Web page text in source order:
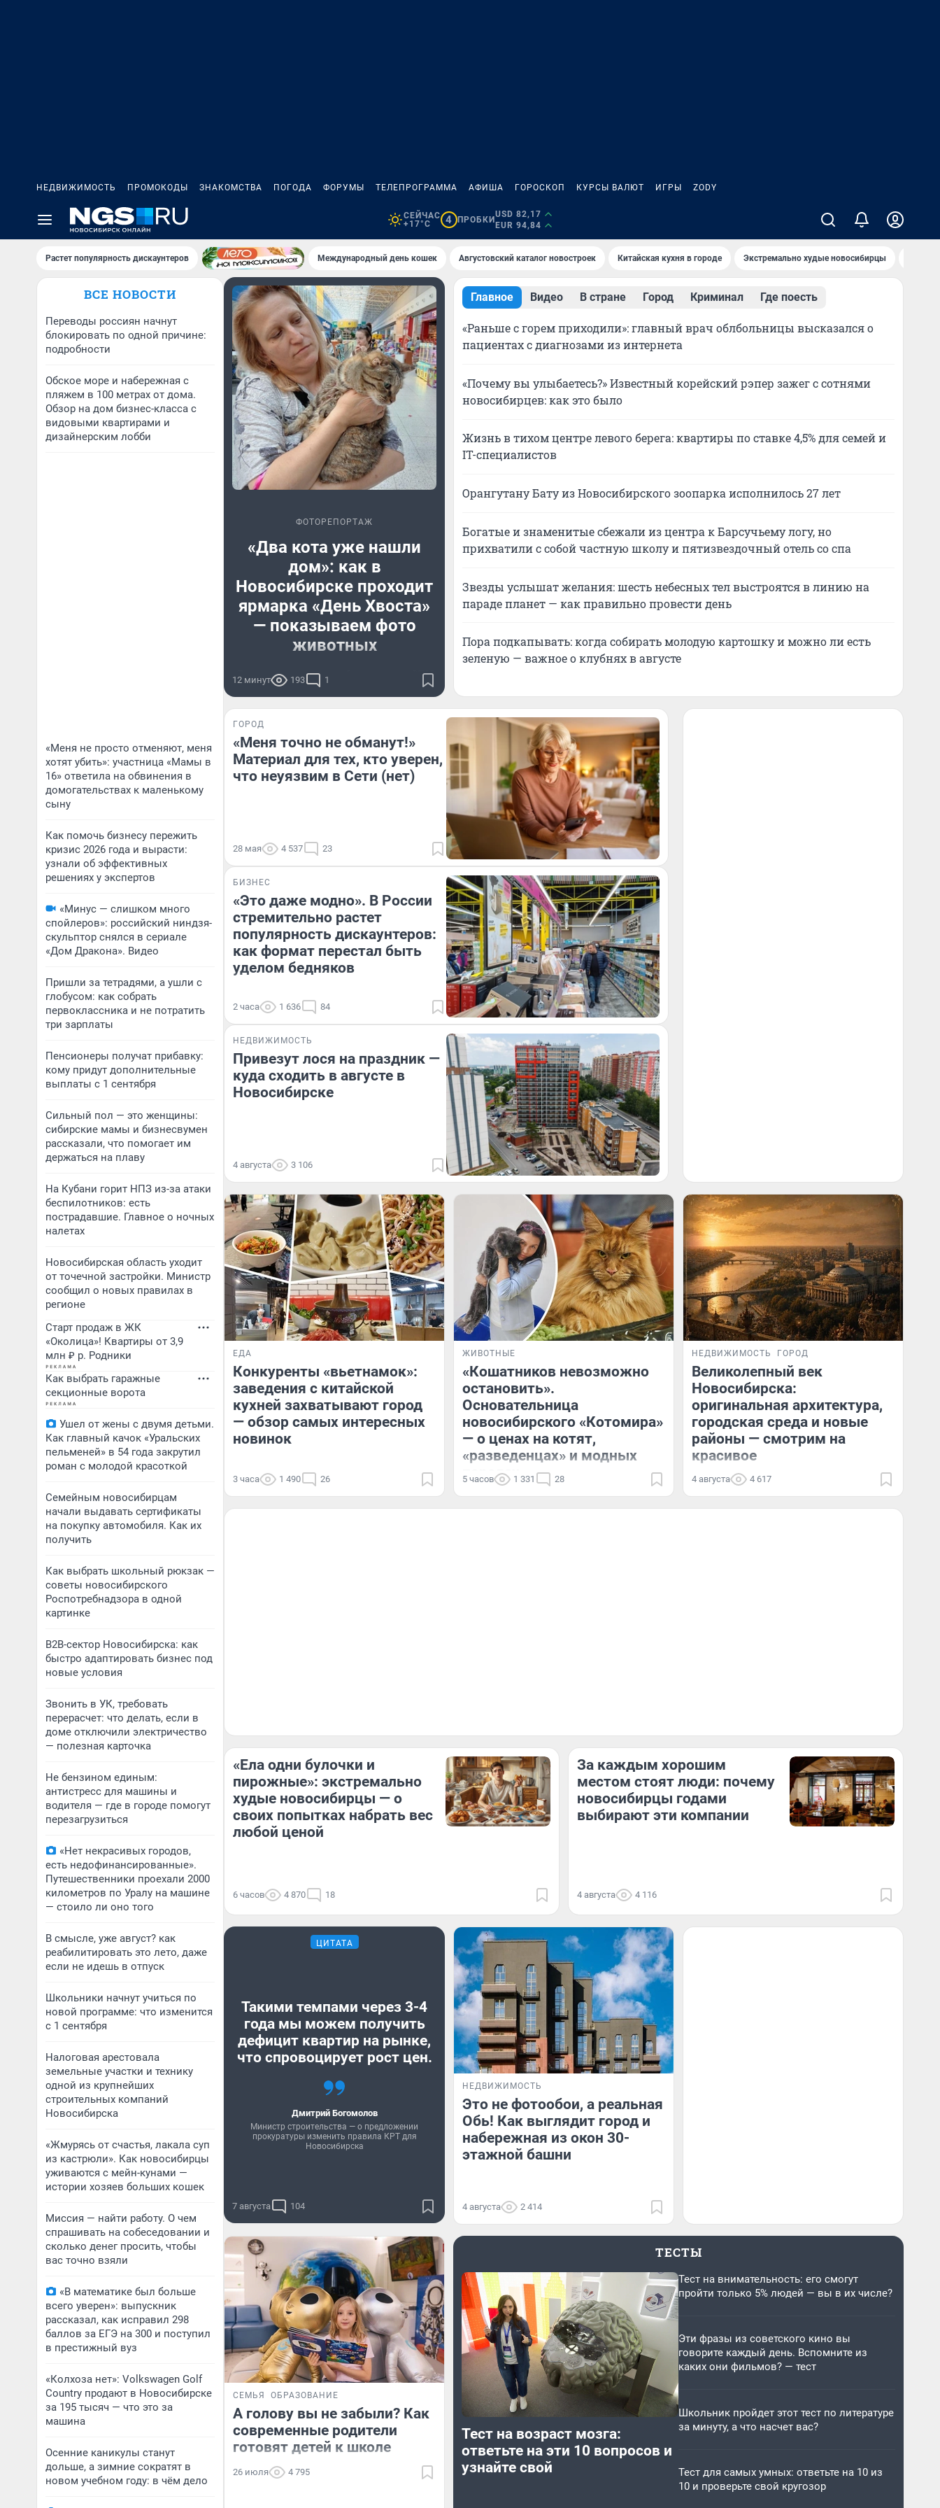
НЕДВИЖИМОСТЬ ПРОМОКОДЫ ЗНАКОМСТВА ПОГОДА ФОРУМЫ ТЕЛЕПРОГРАММА АФИША ГОРОСКОП КУРСЫ ВАЛЮТ ИГРЫ ZODY
СЕЙЧАС
+17°C
4 ПРОБКИ
USD 82,17
EUR 94,84
Растет популярность дискаунтеров Международный день кошек Августовский каталог новостроек Китайская кухня в городе Экстремально худые новосибирцы
ВСЕ НОВОСТИ
Переводы россиян начнут
блокировать по одной причине:
подробности
Обское море и набережная с
пляжем в 100 метрах от дома.
Обзор на дом бизнес-класса с
видовыми квартирами и
дизайнерским лобби
«Меня не просто отменяют, меня
хотят убить»: участница «Мамы в
16» ответила на обвинения в
домогательствах к маленькому
сыну
Как помочь бизнесу пережить
кризис 2026 года и вырасти:
узнали об эффективных
решениях у экспертов
«Минус — слишком много
спойлеров»: российский ниндзя-
скульптор снялся в сериале
«Дом Дракона». Видео
Пришли за тетрадями, а ушли с
глобусом: как собрать
первоклассника и не потратить
три зарплаты
Пенсионеры получат прибавку:
кому придут дополнительные
выплаты с 1 сентября
Сильный пол — это женщины:
сибирские мамы и бизнесвумен
рассказали, что помогает им
держаться на плаву
На Кубани горит НПЗ из-за атаки
беспилотников: есть
пострадавшие. Главное о ночных
налетах
Новосибирская область уходит
от точечной застройки. Министр
сообщил о новых правилах в
регионе
Старт продаж в ЖК
«Околица»! Квартиры от 3,9
млн ₽ р. Родники
Как выбрать гаражные
секционные ворота
Ушел от жены с двумя детьми.
Как главный качок «Уральских
пельменей» в 54 года закрутил
роман с молодой красоткой
Семейным новосибирцам
начали выдавать сертификаты
на покупку автомобиля. Как их
получить
Как выбрать школьный рюкзак —
советы новосибирского
Роспотребнадзора в одной
картинке
B2B-сектор Новосибирска: как
быстро адаптировать бизнес под
новые условия
Звонить в УК, требовать
перерасчет: что делать, если в
доме отключили электричество
— полезная карточка
Не бензином единым:
антистресс для машины и
водителя — где в городе помогут
перезагрузиться
«Нет некрасивых городов,
есть недофинансированные».
Путешественники проехали 2000
километров по Уралу на машине
— стоило ли оно того
В смысле, уже август? как
реабилитировать это лето, даже
если не идешь в отпуск
Школьники начнут учиться по
новой программе: что изменится
с 1 сентября
Налоговая арестовала
земельные участки и технику
одной из крупнейших
строительных компаний
Новосибирска
«Жмурясь от счастья, лакала суп
из кастрюли». Как новосибирцы
уживаются с мейн-кунами —
истории хозяев больших кошек
Миссия — найти работу. О чем
спрашивать на собеседовании и
сколько денег просить, чтобы
вас точно взяли
«В математике был больше
всего уверен»: выпускник
рассказал, как исправил 298
баллов за ЕГЭ на 300 и поступил
в престижный вуз
«Колхоза нет»: Volkswagen Golf
Сountry продают в Новосибирске
за 195 тысяч — что это за
машина
Осенние каникулы станут
дольше, а зимние сократят в
новом учебном году: в чём дело
ФОТОРЕПОРТАЖ
«Два кота уже нашли
дом»: как в
Новосибирске проходит
ярмарка «День Хвоста»
— показываем фото
животных
Ярмарка проходит 8 августа в СТЦ
«Мега»
12 минут 193 1
Главное Видео В стране Город Криминал Где поесть
«Раньше с горем приходили»: главный врач облбольницы высказался о
пациентах с диагнозами из интернета
«Почему вы улыбаетесь?» Известный корейский рэпер зажег с сотнями
новосибирцев: как это было
Жизнь в тихом центре левого берега: квартиры по ставке 4,5% для семей и
IT-специалистов
Орангутану Бату из Новосибирского зоопарка исполнилось 27 лет
Богатые и знаменитые сбежали из центра к Барсучьему логу, но
прихватили с собой частную школу и пятизвездочный отель со спа
Звезды услышат желания: шесть небесных тел выстроятся в линию на
параде планет — как правильно провести день
Пора подкапывать: когда собирать молодую картошку и можно ли есть
зеленую — важное о клубнях в августе
ГОРОД
«Меня точно не обманут!»
Материал для тех, кто уверен,
что неуязвим в Сети (нет)
28 мая 4 537 23
БИЗНЕС
«Это даже модно». В России
стремительно растет
популярность дискаунтеров:
как формат перестал быть
уделом бедняков
2 часа 1 636 84
НЕДВИЖИМОСТЬ
Привезут лося на праздник —
куда сходить в августе в
Новосибирске
4 августа 3 106
ЕДА
Конкуренты «вьетнамок»:
заведения с китайской
кухней захватывают город
— обзор самых интересных
новинок
3 часа 1 490 26
ЖИВОТНЫЕ
«Кошатников невозможно
остановить».
Основательница
новосибирского «Котомира»
— о ценах на котят,
«разведенцах» и модных
породах
5 часов 1 331 28
НЕДВИЖИМОСТЬ ГОРОД
Великолепный век
Новосибирска:
оригинальная архитектура,
городская среда и новые
районы — смотрим на
красивое
4 августа 4 617
«Ела одни булочки и
пирожные»: экстремально
худые новосибирцы — о
своих попытках набрать вес
любой ценой
6 часов 4 870 18
За каждым хорошим
местом стоят люди: почему
новосибирцы годами
выбирают эти компании
4 августа 4 116
ЦИТАТА
Такими темпами через 3-4
года мы можем получить
дефицит квартир на рынке,
что спровоцирует рост цен.
Дмитрий Богомолов
Министр строительства — о предложении
прокуратуры изменить правила КРТ для
Новосибирска
7 августа 104
НЕДВИЖИМОСТЬ
Это не фотообои, а реальная
Обь! Как выглядит город и
набережная из окон 30-
этажной башни
4 августа 2 414
СЕМЬЯ ОБРАЗОВАНИЕ
А голову вы не забыли? Как
современные родители
готовят детей к школе
26 июля 4 795
ТЕСТЫ
Тест на возраст мозга:
ответьте на эти 10 вопросов и
узнайте свой
Тест на внимательность: его смогут
пройти только 5% людей — вы в их числе?
Эти фразы из советского кино вы
говорите каждый день. Вспомните из
каких они фильмов? — тест
Школьник пройдет этот тест по литературе
за минуту, а что насчет вас?
Тест для самых умных: ответьте на 10 из
10 и проверьте свой кругозор